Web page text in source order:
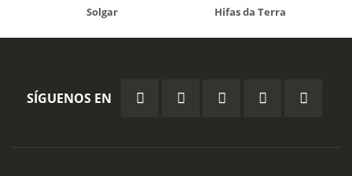
Solgar Hifas da Terra
SÍGUENOS EN